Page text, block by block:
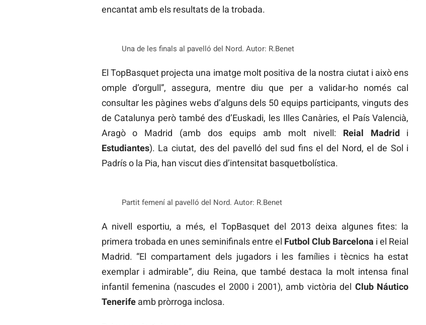
encantat amb els resultats de la trobada.
Una de les finals al pavelló del Nord. Autor: R.Benet
El TopBasquet projecta una imatge molt positiva de la nostra ciutat i això ens
omple d’orgull”, assegura, mentre diu que per a validar-ho només cal
consultar les pàgines webs d’alguns dels 50 equips participants, vinguts des
de Catalunya però també des d’Euskadi, les Illes Canàries, el País Valencià,
Aragò o Madrid (amb dos equips amb molt nivell: Reial Madridi
Estudiantes). La ciutat, des del pavelló del sud fins el del Nord, el de Sol i
Padrís o la Pia, han viscut dies d’intensitat basquetbolística.
Partit femení al pavelló del Nord. Autor: R.Benet
A nivell esportiu, a més, el TopBasquet del 2013 deixa algunes fites: la
primera trobada en unes seminifinals entre el Futbol Club Barcelona i el Reial
Madrid. “El compartament dels jugadors i les famílies i tècnics ha estat
exemplar i admirable”, diu Reina, que també destaca la molt intensa final
infantil femenina (nascudes el 2000 i 2001), amb victòria del Club Náutico
Tenerifeamb pròrroga inclosa.